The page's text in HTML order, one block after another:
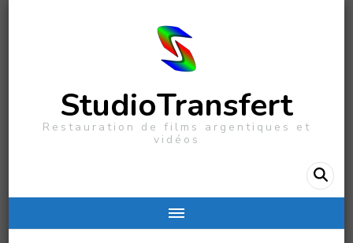
StudioTransfert
Restauration de films argentiques et
vidéos